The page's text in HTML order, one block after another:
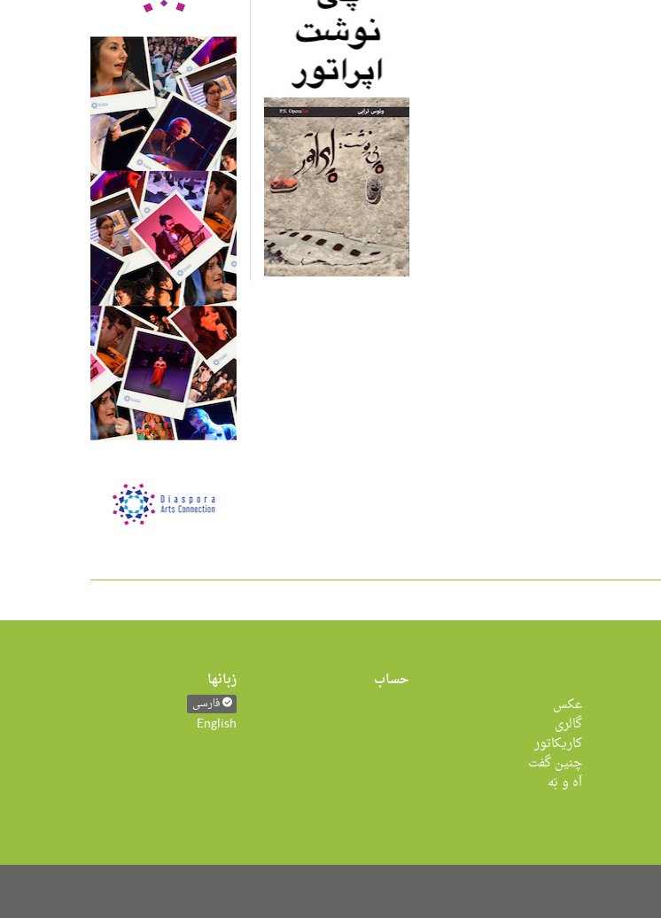
عکس
گالری
کاریکاتور
چنین گفت
اَه و بَه
حساب زبانها
فارسی
English